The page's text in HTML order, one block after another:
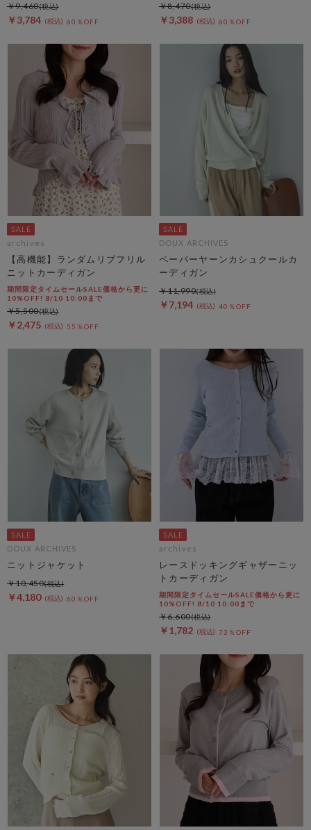
￥3,784 60％OFF
￥9,460
￥3,388 60％OFF
￥8,470
archives
【高機能】ランダムリブフリル
ニットカーディガン
期間限定タイムセールSALE価格から更に
10%OFF! 8/10 10:00まで
￥2,475 55％OFF
￥5,500
DOUX ARCHIVES
ペーパーヤーンカシュクールカ
ーディガン
￥7,194 40％OFF
￥11,990
DOUX ARCHIVES
ニットジャケット
￥4,180 60％OFF
￥10,450
archives
レースドッキングギャザーニッ
トカーディガン
期間限定タイムセールSALE価格から更に
10%OFF! 8/10 10:00まで
￥1,782 73％OFF
￥6,600